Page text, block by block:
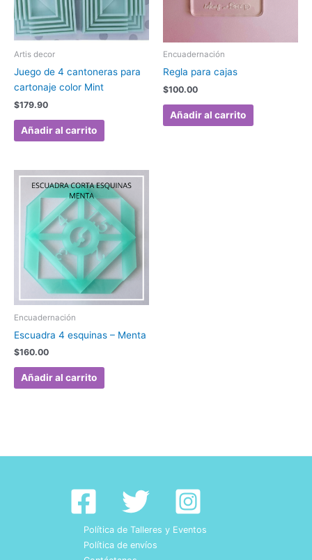
Artis decor
Juego de 4 cantoneras para
cartonaje color Mint
$179.90
Añadir al carrito
Encuadernación
Regla para cajas
$100.00
Añadir al carrito
Encuadernación
Escuadra 4 esquinas – Menta
$160.00
Añadir al carrito
Política de Talleres y Eventos
Política de envíos